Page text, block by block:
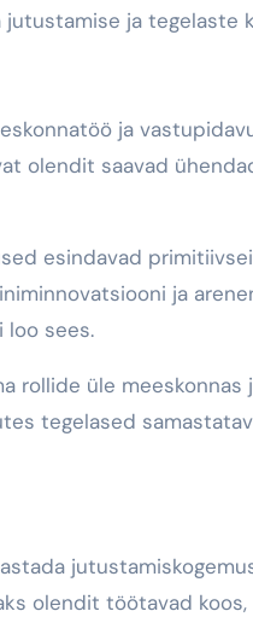
ja tegelaste
ja
olendit saavad
esindavad
ja
loo sees.
rollide üle meeskonnas
tegelased
olendit töötavad koos,